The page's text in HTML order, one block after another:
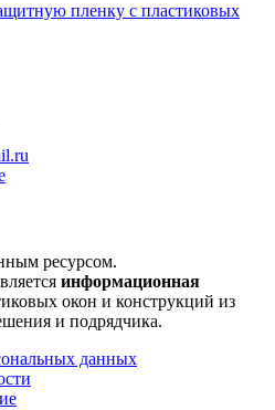
пленку с пластиковых
ресурсом.
информационная
окон и конструкций из
и подрядчика.
данных